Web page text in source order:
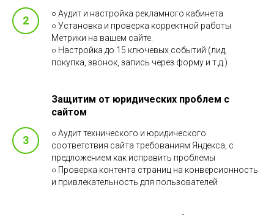
○ Аудит и настройка рекламного кабинета
○ Установка и проверка корректной работы
Метрики на вашем сайте.
○ Настройка до 15 ключевых событий (лид,
покупка, звонок, запись через форму и т.д.)
Защитим от юридических проблем с
сайтом
○ Аудит технического и юридического
соответствия сайта требованиям Яндекса, с
предложением как исправить проблемы
○ Проверка контента страниц на конверсионность
и привлекательность для пользователей